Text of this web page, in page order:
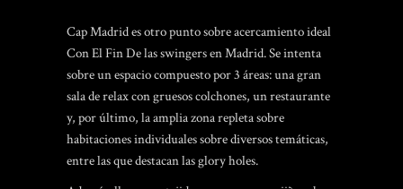
Cap Madrid es otro punto sobre acercamiento ideal
Con El Fin De las swingers en Madrid. Se intenta
sobre un espacio compuesto por 3 áreas: una gran
sala de relax con gruesos colchones, un restaurante
y, por último, la amplia zona repleta sobre
habitaciones individuales sobre diversos temáticas,
entre las que destacan las glory holes.